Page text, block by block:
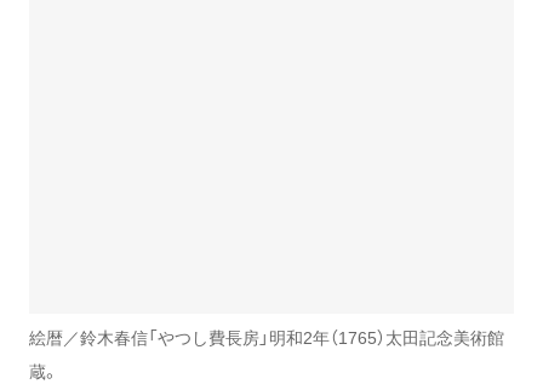
絵暦／鈴木春信「やつし費長房」明和2年（1765）太田記念美術館
蔵。